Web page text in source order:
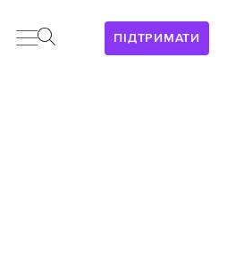
ПІДТРИМАТИ